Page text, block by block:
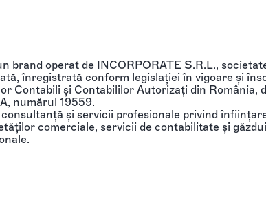
brand operat de INCORPORATE S.R.L.,
înregistrată conform legislației în vigoare și
Contabili și Contabililor Autorizați din România,
numărul 19559.
și servicii profesionale privind
comerciale, servicii de contabilitate și